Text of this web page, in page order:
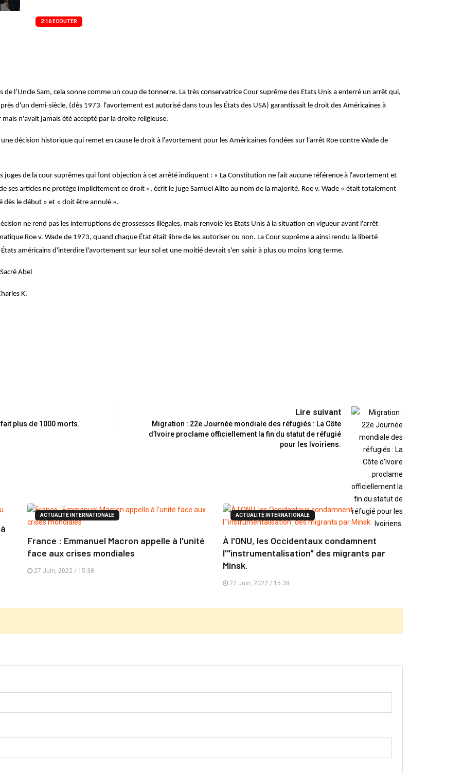
2:16 ECOUTER
de l’Uncle Sam, cela sonne comme un coup de tonnerre. La très conservatrice Cour suprême des Etats Unis a enterré un arrêt qui,
d'un demi-siècle, (dès 1973 l'avortement est autorisé dans tous les États des USA) garantissait le droit des Américaines à
n'avait jamais été accepté par la droite religieuse.
une décision historique qui remet en cause le droit à l'avortement pour les Américaines fondées sur l'arrêt Roe contre Wade de
juges de la cour suprêmes qui font objection à cet arrêté indiquent : « La Constitution ne fait aucune référence à l'avortement et
ses articles ne protège implicitement ce droit », écrit le juge Samuel Alito au nom de la majorité. Roe v. Wade « était totalement
dès le début » et « doit être annulé ».
ne rend pas les interruptions de grossesses illégales, mais renvoie les Etats Unis à la situation en vigueur avant l'arrêt
Roe v. Wade de 1973, quand chaque État était libre de les autoriser ou non. La Cour suprême a ainsi rendu la liberté
américains d'interdire l'avortement sur leur sol et une moitié devrait s'en saisir à plus ou moins long terme.
Abel
K.
plus de 1000 morts.
Lire suivant
Migration : 22e Journée mondiale des réfugiés : La Côte
d’Ivoire proclame officiellement la fin du statut de réfugié
pour les Ivoiriens.
ACTUALITÉ INTERNATIONALE
France : Emmanuel Macron appelle à l'unité
face aux crises mondiales
27 Juin, 2022 / 15:38
ACTUALITÉ INTERNATIONALE
À l'ONU, les Occidentaux condamnent
l'"instrumentalisation" des migrants par
Minsk.
27 Juin, 2022 / 15:38